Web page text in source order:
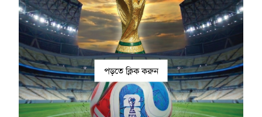
পড়তে ক্লিক করুন